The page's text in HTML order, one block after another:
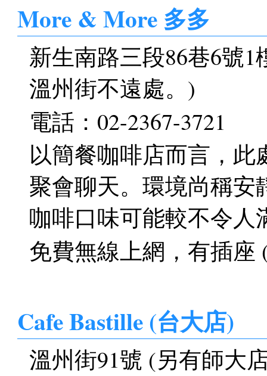
More & More 多多
新生南路三段86巷6號
溫州街不遠處。)
電話：02-2367-3721
以簡餐咖啡店而言，
聚會聊天。環境尚稱
咖啡口味可能較不令人
免費無線上網，有插座
Cafe Bastille (台大店)
溫州街91號 (另有師大